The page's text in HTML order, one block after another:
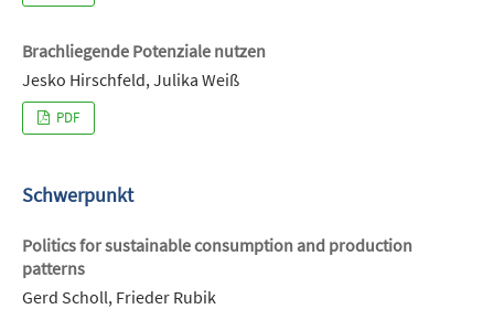
Brachliegende Potenziale nutzen
Jesko Hirschfeld, Julika Weiß
PDF
Schwerpunkt
Politics for sustainable consumption and production
patterns
Gerd Scholl, Frieder Rubik